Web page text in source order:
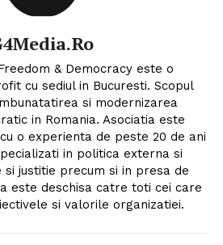
& Democracy este o
cu sediul in Bucuresti. Scopul
si modernizarea
in Romania. Asociatia este
o experienta de peste 20 de ani
in politica externa si
si justitie precum si in presa de
este deschisa catre toti cei care
si valorile organizatiei.